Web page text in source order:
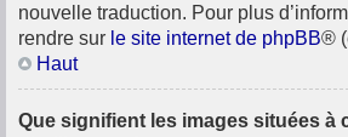
nouvelle traduction. Pour plus
rendre sur le site internet de phpBB®
Haut
Que signifient les images situées à